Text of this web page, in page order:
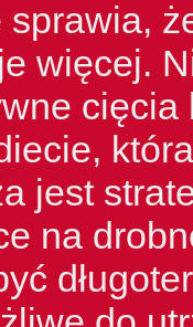
sprawia,
więcej.
cięcia
jest
na